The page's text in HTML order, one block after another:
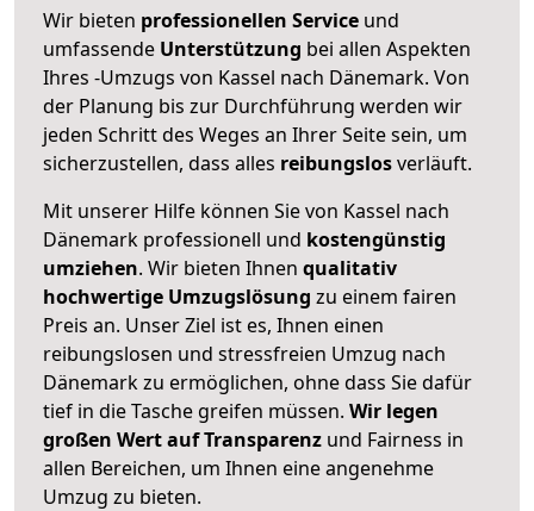
Wir bieten professionellen Service und
umfassende Unterstützung bei allen Aspekten
Ihres -Umzugs von Kassel nach Dänemark. Von
der Planung bis zur Durchführung werden wir
jeden Schritt des Weges an Ihrer Seite sein, um
sicherzustellen, dass alles reibungslosverläuft.
Mit unserer Hilfe können Sie von Kassel nach
Dänemark professionell und kostengünstig
umziehen. Wir bieten Ihnen qualitativ
hochwertige Umzugslösung zu einem fairen
Preis an. Unser Ziel ist es, Ihnen einen
reibungslosen und stressfreien Umzug nach
Dänemark zu ermöglichen, ohne dass Sie dafür
tief in die Tasche greifen müssen. Wir legen
großen Wert auf Transparenz und Fairness in
allen Bereichen, um Ihnen eine angenehme
Umzug zu bieten.